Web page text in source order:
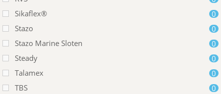
Sikaflex®
0
Stazo
0
Stazo Marine Sloten
0
Steady
0
Talamex
0
TBS
0